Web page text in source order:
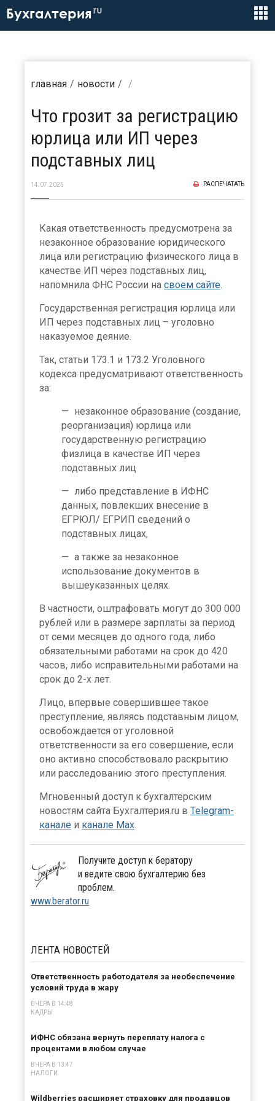
Бухгалтерия ru
главная новости
Что грозит за регистрацию
юрлица или ИП через
подставных лиц
14.07.2025 РАСПЕЧАТАТЬ
Какая ответственность предусмотрена за
незаконное образование юридического
лица или регистрацию физического лица в
качестве ИП через подставных лиц,
напомнила ФНС России на своем сайте.
Государственная регистрация юрлица или
ИП через подставных лиц – уголовно
наказуемое деяние.
Так, статьи 173.1 и 173.2 Уголовного
кодекса предусматривают ответственность
за:
незаконное образование (создание,
реорганизация) юрлица или
государственную регистрацию
физлица в качестве ИП через
подставных лиц
либо представление в ИФНС
данных, повлекших внесение в
ЕГРЮЛ/ ЕГРИП сведений о
подставных лицах,
а также за незаконное
использование документов в
вышеуказанных целях.
В частности, оштрафовать могут до 300 000
рублей или в размере зарплаты за период
от семи месяцев до одного года, либо
обязательными работами на срок до 420
часов, либо исправительными работами на
срок до 2-х лет.
Лицо, впервые совершившее такое
преступление, являясь подставным лицом,
освобождается от уголовной
ответственности за его совершение, если
оно активно способствовало раскрытию
или расследованию этого преступления.
Мгновенный доступ к бухгалтерским
новостям сайта Бухгалтерия.ru в Telegram-
канале и канале Max.
Получите доступ к бератору
и ведите свою бухгалтерию без
проблем.
www.berator.ru
ЛЕНТА НОВОСТЕЙ
Ответственность работодателя за необеспечение
условий труда в жару
ВЧЕРА В 14:48
КАДРЫ
ИФНС обязана вернуть переплату налога с
процентами в любом случае
ВЧЕРА В 13:47
НАЛОГИ
Wildberries расширяет страховку для продавцов